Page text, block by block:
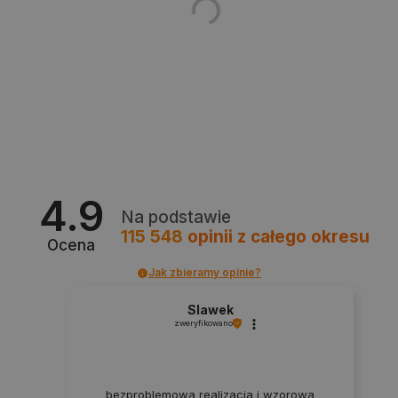
4.9
Ocena
Na podstawie
115 548 opinii z całego okresu
Jak zbieramy opinie?
Slawek
zweryfikowano
bezproblemowa realizacja i wzorowa